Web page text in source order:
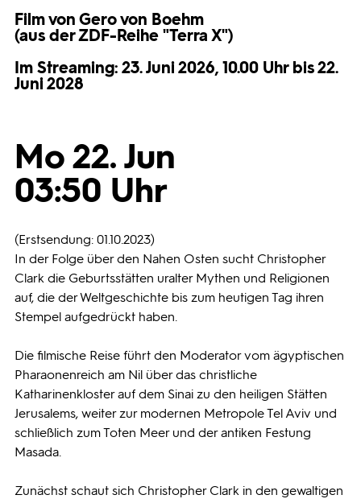
Bilder
3sat
Film von Gero von Boehm
(aus der ZDF-Reihe "Terra X")
Im Streaming: 23. Juni 2026, 10.00 Uhr bis 22.
Juni 2028
Mo 22. Jun
03:50 Uhr
(Erstsendung: 01.10.2023)
In der Folge über den Nahen Osten sucht Christopher
Clark die Geburtsstätten uralter Mythen und Religionen
auf, die der Weltgeschichte bis zum heutigen Tag ihren
Stempel aufgedrückt haben.
Die filmische Reise führt den Moderator vom ägyptischen
Pharaonenreich am Nil über das christliche
Katharinenkloster auf dem Sinai zu den heiligen Stätten
Jerusalems, weiter zur modernen Metropole Tel Aviv und
schließlich zum Toten Meer und der antiken Festung
Masada.
Zunächst schaut sich Christopher Clark in den gewaltigen